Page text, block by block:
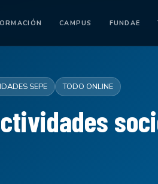
CAMPUS FUNDAE
SEPE TODO ONLINE